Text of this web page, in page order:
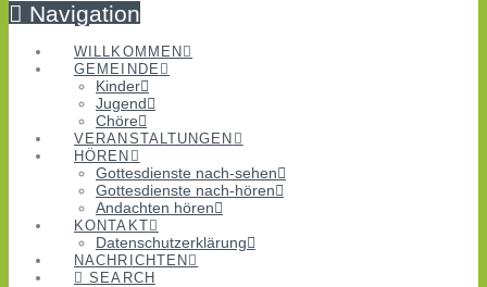
Navigation
WILLKOMMEN
GEMEINDE
Kinder
Jugend
Chöre
VERANSTALTUNGEN
HÖREN
Gottesdienste nach-sehen
Gottesdienste nach-hören
Andachten hören
KONTAKT
Datenschutzerklärung
NACHRICHTEN
SEARCH